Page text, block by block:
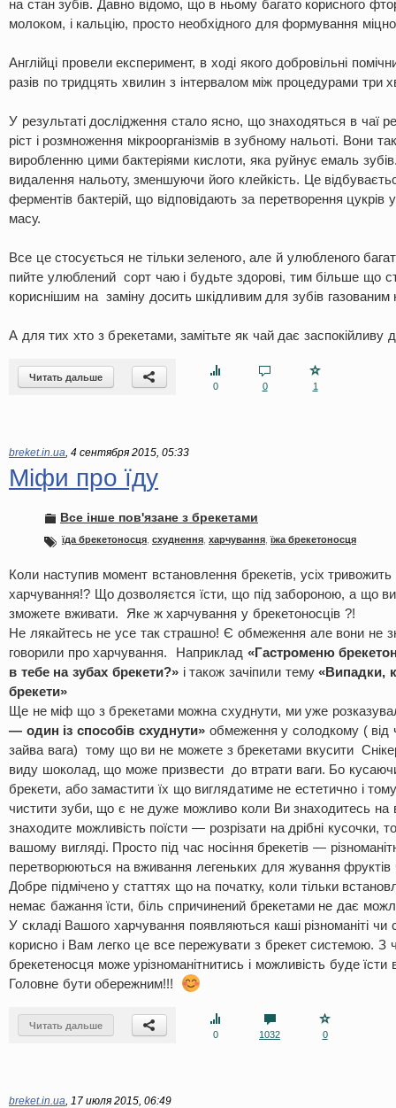
на стан зубів. Давно відомо, що в ньому багато корисного
молоком, і кальцію, просто необхідного для формування
Англійці провели експеримент, в ході якого добровільні
разів по тридцять хвилин з інтервалом між процедурами три
У результаті дослідження стало ясно, що знаходяться в чаї
ріст і розмноження мікроорганізмів в зубному нальоті. Вони
виробленню цими бактеріями кислоти, яка руйнує емаль
видалення нальоту, зменшуючи його клейкість. Це
ферментів бактерій, що відповідають за перетворення цукрів
масу.
Все це стосується не тільки зеленого, але й улюбленого
пийте улюблений сорт чаю і будьте здорові, тим більше що
кориснішим на заміну досить шкідливим для зубів газованим
А для тих хто з брекетами, замітьте як чай дає заспокійливу
Читать дальше
0
0 1
breket.in.ua, 4 сентября 2015, 05:33
Міфи про їду
Все інше пов'язане з брекетами
їда брекетоносця схуднення харчування ,їжа брекетоносця
Коли наступив момент встановлення брекетів, усіх
харчування!? Що дозволяєтся їсти, що під забороною, а що
зможете вживати. Яке ж харчування у брекетоносців ?!
Не лякайтесь не усе так страшно! Є обмеження але вони
говорили про харчування. Наприклад «Гастроменю
в тебе на зубах брекети?»і також зачіпили тему«Випадки,
брекети»
Ще не міф що з брекетами можна схуднути, ми уже
— один із способів схуднути»обмеження у солодкому ( від
зайва вага) тому що ви не можете з брекетами вкусити
виду шоколад, що може призвести до втрати ваги. Бо
брекети, або замастити їх що виглядатиме не естетично і
чистити зуби, що є не дуже можливо коли Ви знаходитесь на
знаходите можливість поїсти — розрізати на дрібні кусочки,
вашому вигляді. Просто під час носіння брекетів —
перетворюються на вживання легеньких для жування фруктів
Добре підмічено у статтях що на початку, коли тільки
немає бажання їсти, біль спричинений брекетами не дає
У складі Вашого харчування появляються каші різноманіті чи
корисно і Вам легко це все пережувати з брекет системою. З
брекетеносця може урізноманітнитись і можливість буде
Головне бути обережним!!!
Читать дальше
0
1032 0
breket.in.ua, 17 июля 2015, 06:49